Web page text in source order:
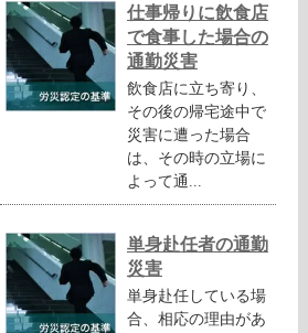
仕事帰りに飲食店
で食事した場合の
通勤災害
飲食店に立ち寄り、
その後の帰宅途中で
災害に遭った場合
は、その時の立場に
よって通...
単身赴任者の通勤
災害
単身赴任している場
合、相応の理由があ